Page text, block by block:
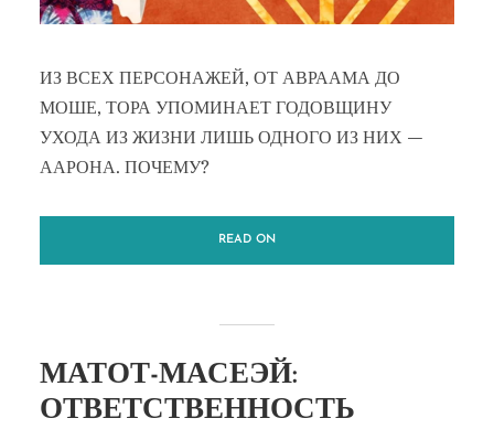
ИЗ ВСЕХ ПЕРСОНАЖЕЙ, ОТ АВРААМА ДО
МОШЕ, ТОРА УПОМИНАЕТ ГОДОВЩИНУ
УХОДА ИЗ ЖИЗНИ ЛИШЬ ОДНОГО ИЗ НИХ —
ААРОНА. ПОЧЕМУ?
READ ON
МАТОТ-МАСЕЭЙ:
ОТВЕТСТВЕННОСТЬ